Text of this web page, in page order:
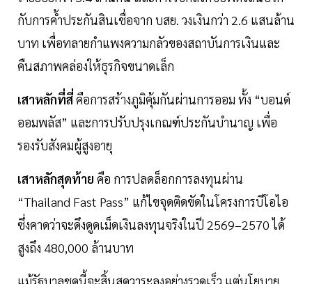
กับการค้ำประกันสินเชื่อจาก บสย. วงเงินกว่า 2.6 แสนล้าน
บาท เพื่อทลายกำแพงความกลัวของสถาบันการเงินและ
คืนสภาพคล่องให้ธุรกิจขนาดเล็ก
เสาหลักที่สี่คือการสร้างภูมิคุ้มกันผ่านการออม ทั้ง “บอนด์
ออมพลัส” และการปรับปรุงเกณฑ์ประกันบำนาญ เพื่อ
รองรับสังคมผู้สูงอายุ
เสาหลักสุดท้าย คือ การปลดล็อกการลงทุนผ่าน
“Thailand Fast Pass” แก้ไขจุดติดขัดในโครงการบีโอไอ
ซึ่งคาดว่าจะดึงดูดเม็ดเงินลงทุนจริงในปี 2569–2570 ได้
สูงถึง 480,000 ล้านบาท